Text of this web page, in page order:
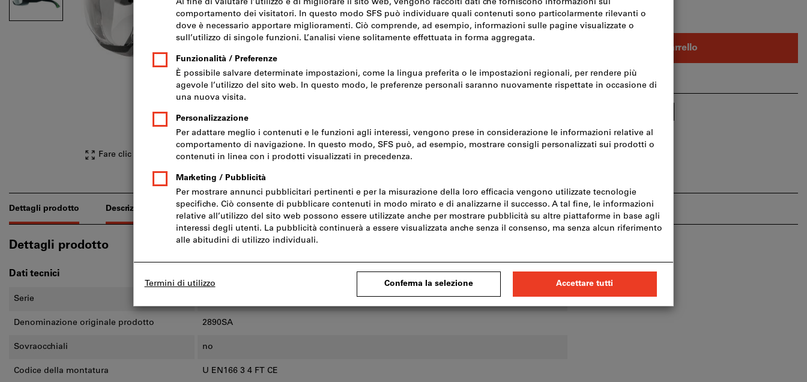
Fare clic per ingrandire l‘immagine
Quantità
Nel carrello
Disponibile a magazzino
Catalogo sfogliabile
Dettagli prodotto Descrizione Download & documenti Prodotti correlati Dalla famiglia
Dettagli prodotto
Dati tecnici
Serie
Denominazione originale prodotto 2890SA
Sovraocchiali no
Codice della montatura U EN166 3 4 FT CE